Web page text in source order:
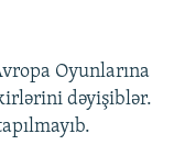
Oyunlarına
dəyişiblər.